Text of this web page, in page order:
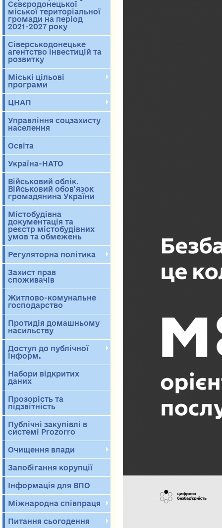
Сєвєродонецької
міської територіальної
громади на період
2021-2027 року
Сіверськодонецьке
агентство інвестицій та
розвитку
Міські цільові
програми
ЦНАП
Управління соцзахисту
населення
Освіта
Україна-НАТО
Військовий облік.
Військовий обов'язок
громадянина України
Містобудівна
документація та
реєстр містобудівних
умов та обмежень
Регуляторна політика
Захист прав
споживачів
Житлово-комунальне
господарство
Протидія домашньому
насильству
Доступ до публічної
інформ.
Набори відкритих
даних
Прозорість та
підзвітність
Публічні закупівлі в
системі Prozorro
Очищення влади
Запобігання корупції
Інформація для ВПО
Міжнародна співпраця
Питання сьогодення